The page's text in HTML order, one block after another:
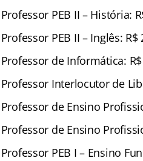
Professor PEB II – História:
Professor PEB II – Inglês:
Professor de Informática:
Professor Interlocutor de
Professor de Ensino
Professor de Ensino
Professor PEB I – Ensino